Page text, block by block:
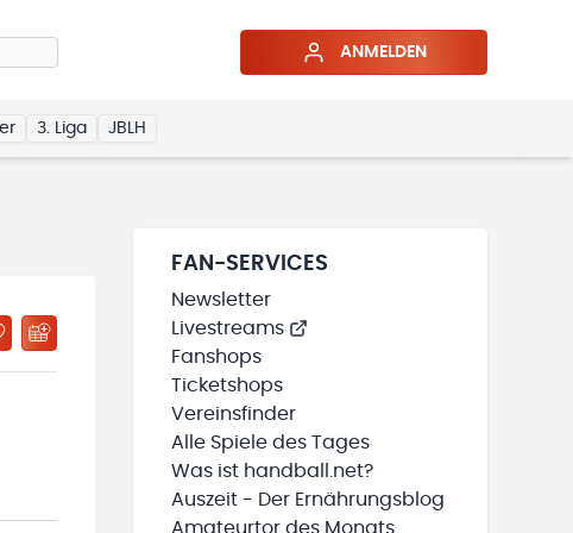
ANMELDEN
3. Liga JBLH
WIRD GELADEN
„MEINE TEAMS“ HINZUFÜGEN
FAN-SERVICES
Newsletter
Livestreams
Fanshops
Ticketshops
Vereinsfinder
Alle Spiele des Tages
Was ist handball.net?
Auszeit - Der Ernährungsblog
Amateurtor des Monats